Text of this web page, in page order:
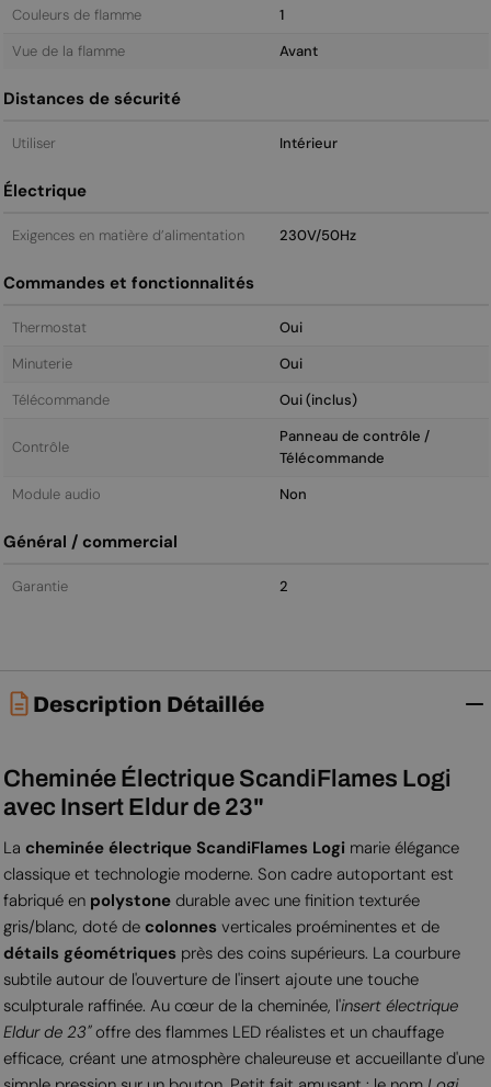
Couleurs de flamme
1
Vue de la flamme
Avant
Distances de sécurité
Utiliser Intérieur
Électrique
Exigences en matière d’alimentation 230V/50Hz
Commandes et fonctionnalités
Thermostat
Oui
Minuterie
Oui
Télécommande
Oui (inclus)
Contrôle
Panneau de contrôle /
Télécommande
Module audio
Non
Général / commercial
Garantie 2
Description Détaillée
Cheminée Électrique ScandiFlames Logi
avec Insert Eldur de 23"
La cheminée électrique ScandiFlames Logimarie élégance
classique et technologie moderne. Son cadre autoportant est
fabriqué en polystonedurable avec une finition texturée
gris/blanc, doté de colonnesverticales proéminentes et de
détails géométriquesprès des coins supérieurs. La courbure
subtile autour de l'ouverture de l'insert ajoute une touche
sculpturale raffinée. Au cœur de la cheminée, l'insert électrique
Eldur de 23"offre des flammes LED réalistes et un chauffage
efficace, créant une atmosphère chaleureuse et accueillante d'une